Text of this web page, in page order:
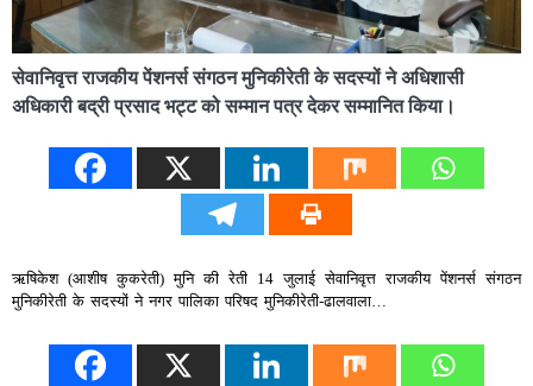
सेवानिवृत्त राजकीय पेंशनर्स संगठन मुनिकीरेती के सदस्यों ने अधिशासी
अधिकारी बद्री प्रसाद भट्ट को सम्मान पत्र देकर सम्मानित किया।
ऋषिकेश (आशीष कुकरेती) मुनि की रेती 14 जुलाई सेवानिवृत्त राजकीय पेंशनर्स संगठन
मुनिकीरेती के सदस्यों ने नगर पालिका परिषद मुनिकीरेती-ढालवाला…